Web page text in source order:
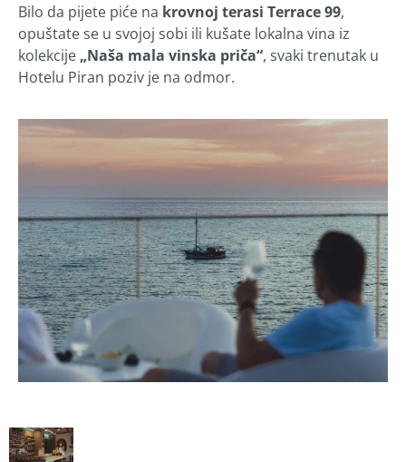
Bilo da pijete piće na krovnoj terasi Terrace 99,
opuštate se u svojoj sobi ili kušate lokalna vina iz
kolekcije „Naša mala vinska priča“, svaki trenutak u
Hotelu Piran poziv je na odmor.